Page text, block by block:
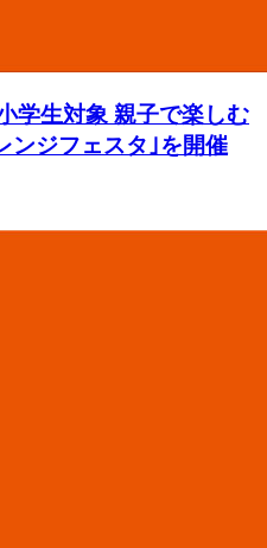
学生対象 親子で楽しむ
ンジフェスタ｣を開催